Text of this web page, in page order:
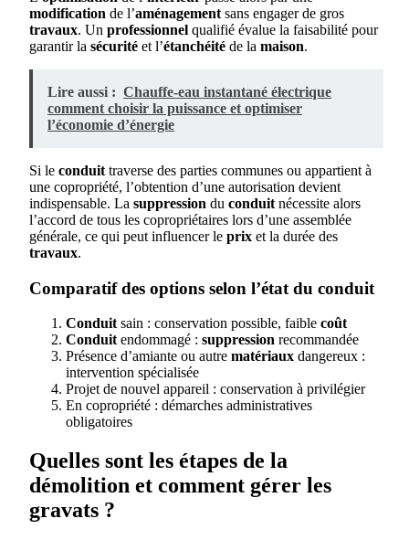
modification de l’aménagement sans engager de gros
travaux. Un professionnel qualifié évalue la faisabilité pour
garantir la sécurité et l’étanchéité de la maison.
Lire aussi : Chauffe-eau instantané électrique
comment choisir la puissance et optimiser
l’économie d’énergie
Si le conduit traverse des parties communes ou appartient à
une copropriété, l’obtention d’une autorisation devient
indispensable. La suppression du conduit nécessite alors
l’accord de tous les copropriétaires lors d’une assemblée
générale, ce qui peut influencer le prix et la durée des
travaux.
Comparatif des options selon l’état du conduit
Conduitsain : conservation possible, faible coût
Conduitendommagé : suppression recommandée
Présence d’amiante ou autre matériaux dangereux :
intervention spécialisée
Projet de nouvel appareil : conservation à privilégier
En copropriété : démarches administratives
obligatoires
Quelles sont les étapes de la
démolition et comment gérer les
gravats ?